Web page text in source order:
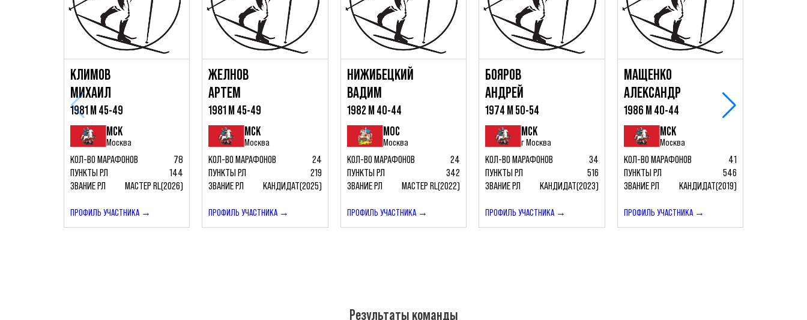
КЛИМОВ
МИХАИЛ
1981 М 45-49
МСК
Москва
КОЛ-ВО МАРАФОНОВ
78
ПУНКТЫ РЛ
144
ЗВАНИЕ РЛ
МАСТЕР RL(2026)
ПРОФИЛЬ УЧАСТНИКА →
ЖЕЛНОВ
АРТЕМ
1981 М 45-49
МСК
Москва
КОЛ-ВО МАРАФОНОВ
24
ПУНКТЫ РЛ
219
ЗВАНИЕ РЛ
КАНДИДАТ(2025)
ПРОФИЛЬ УЧАСТНИКА →
НИЖИБЕЦКИЙ
ВАДИМ
1982 М 40-44
МОС
Москва
КОЛ-ВО МАРАФОНОВ
24
ПУНКТЫ РЛ
342
ЗВАНИЕ РЛ
МАСТЕР RL(2022)
ПРОФИЛЬ УЧАСТНИКА →
БОЯРОВ
АНДРЕЙ
1974 М 50-54
МСК
г Москва
КОЛ-ВО МАРАФОНОВ
34
ПУНКТЫ РЛ
516
ЗВАНИЕ РЛ
КАНДИДАТ(2023)
ПРОФИЛЬ УЧАСТНИКА →
МАЩЕНКО
АЛЕКСАНДР
1986 М 40-44
МСК
Москва
КОЛ-ВО МАРАФОНОВ
41
ПУНКТЫ РЛ
546
ЗВАНИЕ РЛ
КАНДИДАТ(2019)
ПРОФИЛЬ УЧАСТНИКА →
Результаты команды